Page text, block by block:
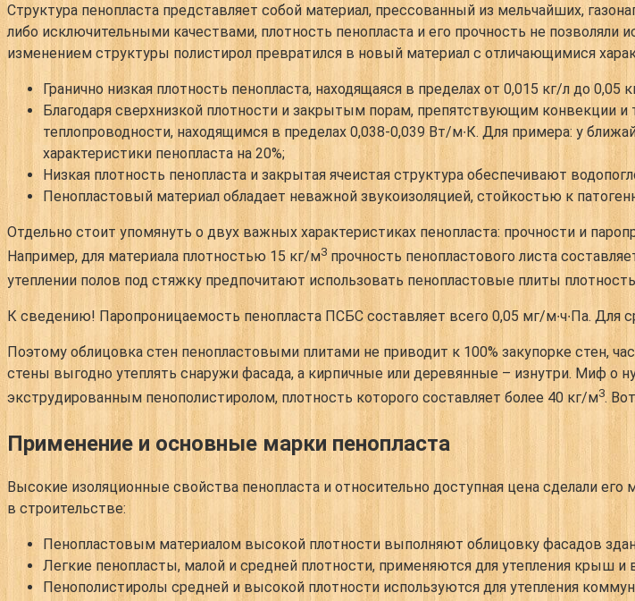
Структура пенопласта представляет собой материал, прессованный из мельчайших,
либо исключительными качествами, плотность пенопласта и его прочность не
изменением структуры полистирол превратился в новый материал с отличающимися
Гранично низкая плотность пенопласта, находящаяся в пределах от 0,015 кг/л до
Благодаря сверхнизкой плотности и закрытым порам, препятствующим конвекции
теплопроводности, находящимся в пределах 0,038-0,039 Вт/м∙К. Для примера: у
характеристики пенопласта на 20%;
Низкая плотность пенопласта и закрытая ячеистая структура обеспечивают
Пенопластовый материал обладает неважной звукоизоляцией, стойкостью к
Отдельно стоит упомянуть о двух важных характеристиках пенопласта: прочности и
Например, для материала плотностью 15 кг/м3 прочность пенопластового листа
утеплении полов под стяжку предпочитают использовать пенопластовые плиты
К сведению! Паропроницаемость пенопласта ПСБС составляет всего 0,05 мг/м∙ч∙Па. Для
Поэтому облицовка стен пенопластовыми плитами не приводит к 100% закупорке стен,
стены выгодно утеплять снаружи фасада, а кирпичные или деревянные – изнутри. Миф о
экструдированным пенополистиролом, плотность которого составляет более 40 кг/м3.
Применение и основные марки пенопласта
Высокие изоляционные свойства пенопласта и относительно доступная цена сделали
в строительстве:
Пенопластовым материалом высокой плотности выполняют облицовку фасадов
Легкие пенопласты, малой и средней плотности, применяются для утепления крыш и
Пенополистиролы средней и высокой плотности используются для утепления